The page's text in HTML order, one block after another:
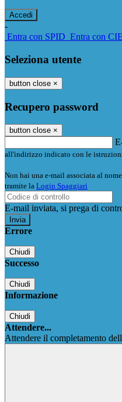
-
Entra con SPID Entra con CIE
Seleziona utente
button close ×
Recupero password
button close ×
all'indirizzo indicato con le
Non hai una e-mail associata al
tramite la Login Spaggiari
E-mail inviata, si prega di
Errore
Chiudi
Successo
Chiudi
Informazione
Chiudi
Attendere...
Attendere il completamento